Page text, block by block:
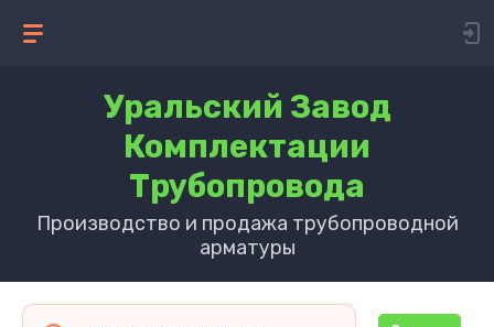
Уральский Завод
Комплектации
Трубопровода
Производство и продажа трубопроводной
арматуры